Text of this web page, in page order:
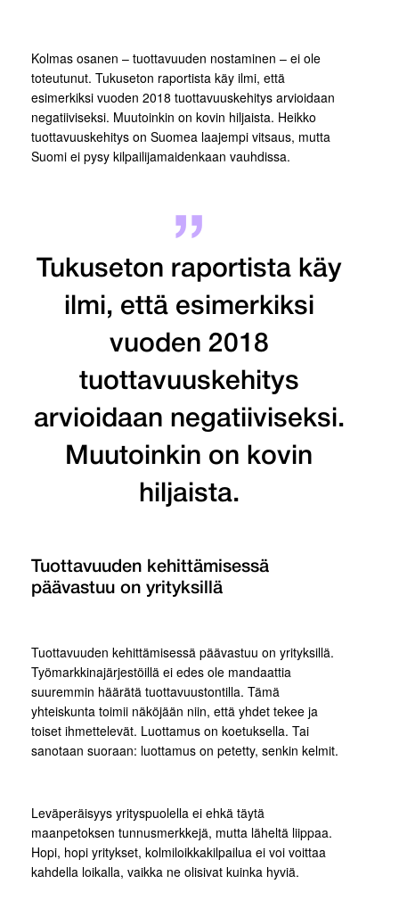
Kolmas osanen – tuottavuuden nostaminen – ei ole
toteutunut. Tukuseton raportista käy ilmi, että
esimerkiksi vuoden 2018 tuottavuuskehitys arvioidaan
negatiiviseksi. Muutoinkin on kovin hiljaista. Heikko
tuottavuuskehitys on Suomea laajempi vitsaus, mutta
Suomi ei pysy kilpailijamaidenkaan vauhdissa.
Tukuseton raportista käy
ilmi, että esimerkiksi
vuoden 2018
tuottavuuskehitys
arvioidaan negatiiviseksi.
Muutoinkin on kovin
hiljaista.
Tuottavuuden kehittämisessä
päävastuu on yrityksillä
Tuottavuuden kehittämisessä päävastuu on yrityksillä.
Työmarkkinajärjestöillä ei edes ole mandaattia
suuremmin häärätä tuottavuustontilla. Tämä
yhteiskunta toimii näköjään niin, että yhdet tekee ja
toiset ihmettelevät. Luottamus on koetuksella. Tai
sanotaan suoraan: luottamus on petetty, senkin kelmit.
Leväperäisyys yrityspuolella ei ehkä täytä
maanpetoksen tunnusmerkkejä, mutta läheltä liippaa.
Hopi, hopi yritykset, kolmiloikkakilpailua ei voi voittaa
kahdella loikalla, vaikka ne olisivat kuinka hyviä.